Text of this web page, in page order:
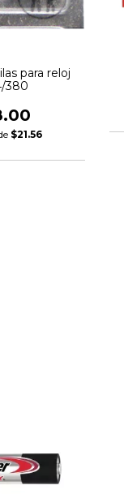
para reloj
380
$21.56